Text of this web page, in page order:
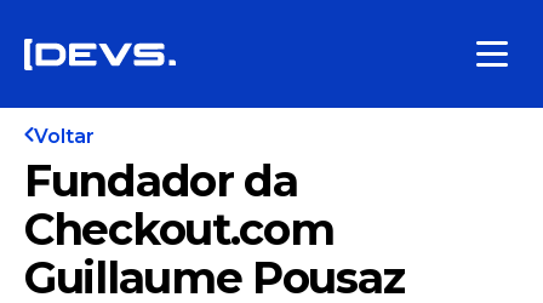
Voltar
Fundador da
Checkout.com
Guillaume Pousaz